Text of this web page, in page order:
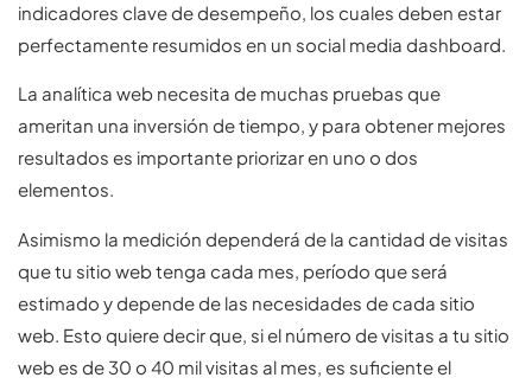
indicadores clave de desempeño, los cuales deben estar
perfectamente resumidos en un social media dashboard.
La analítica web necesita de muchas pruebas que
ameritan una inversión de tiempo, y para obtener mejores
resultados es importante priorizar en uno o dos
elementos.
Asimismo la medición dependerá de la cantidad de visitas
que tu sitio web tenga cada mes, período que será
estimado y depende de las necesidades de cada sitio
web. Esto quiere decir que, si el número de visitas a tu sitio
web es de 30 o 40 mil visitas al mes, es suficiente el